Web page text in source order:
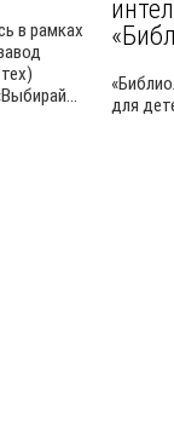
в рамках
для